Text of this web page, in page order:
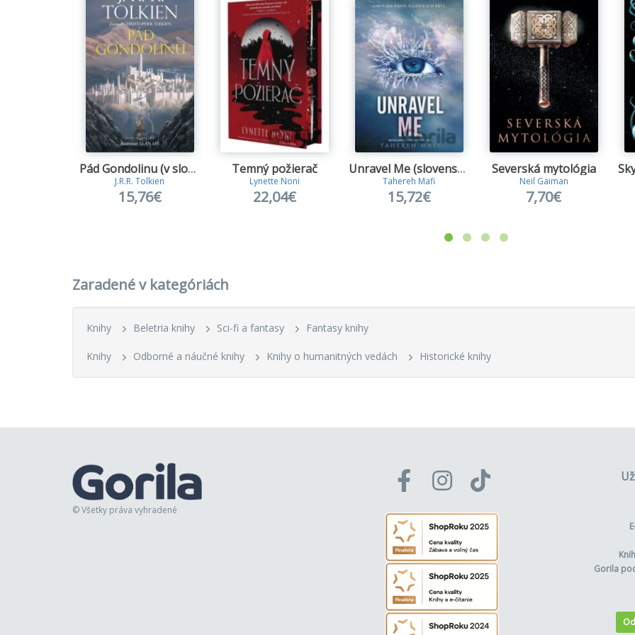
Pád Gondolinu (v slovenčine)
J.R.R. Tolkien
15,76€
Temný požierač
Lynette Noni
22,04€
Unravel Me (slovenský jazyk)
Tahereh Mafi
15,72€
Severská mytológia
Neil Gaiman
7,70€
Zaradené v kategóriách
Knihy Beletria knihy Sci-fi a fantasy Fantasy knihy
Knihy Odborné a náučné knihy Knihy o humanitných vedách Historické knihy
© Všetky práva vyhradené
Gorila